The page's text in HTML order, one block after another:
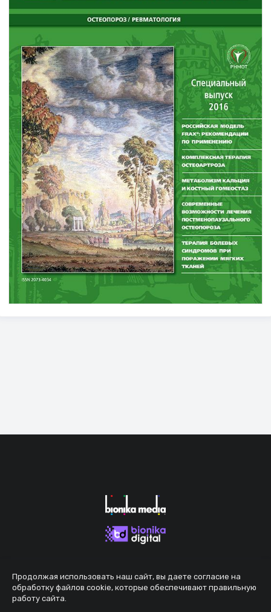
Продолжая использовать наш сайт, вы даете согласие на
обработку файлов cookie, которые обеспечивают правильную
работу сайта.